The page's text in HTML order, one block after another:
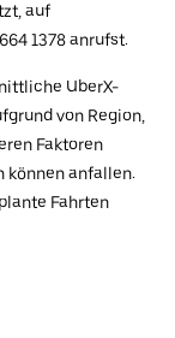
auf
1378 anrufst.
UberX-
von Region,
Faktoren
können anfallen.
Fahrten